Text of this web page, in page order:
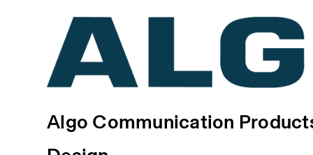
Algo Communication